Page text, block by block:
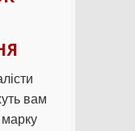
вам
марку